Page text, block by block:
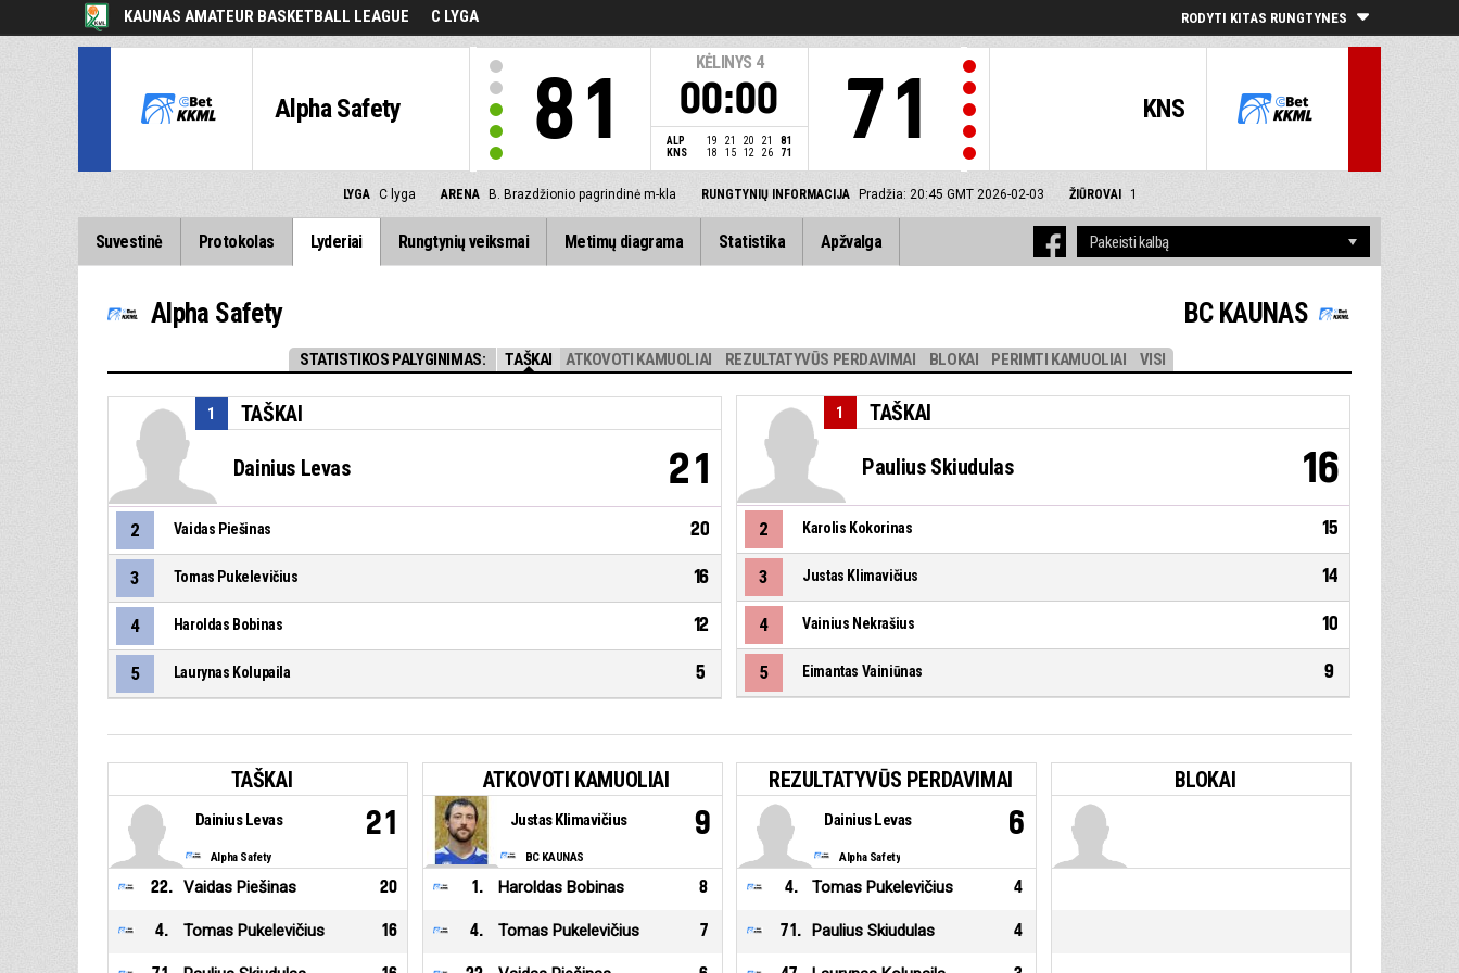
KAUNAS AMATEUR BASKETBALL LEAGUE C LYGA RODYTI KITAS RUNGTYNES
Alpha Safety 81
KĖLINYS 4
00:00
ALP 19 21 20 21
81
KNS
18 15 12 26 71
KNS
71
LYGA C lyga ARENA B. Brazdžionio pagrindinė m-kla RUNGTYNIŲ INFORMACIJA Pradžia: 20:45 GMT 2026-02-03 ŽIŪROVAI 1
Suvestinė Protokolas Lyderiai Rungtynių veiksmai Metimų diagrama Statistika Apžvalga
STATISTIKOS PALYGINIMAS: TAŠKAI ATKOVOTI KAMUOLIAI REZULTATYVŪS PERDAVIMAI BLOKAI PERIMTI KAMUOLIAI VISI
Alpha Safety
TAŠKAI
1
Dainius Levas 21
2 Vaidas Piešinas 20
3 Tomas Pukelevičius 16
4 Haroldas Bobinas 12
5 Laurynas Kolupaila 5
BC KAUNAS
TAŠKAI
1
Paulius Skiudulas 16
2 Karolis Kokorinas 15
3 Justas Klimavičius 14
4 Vainius Nekrašius 10
5 Eimantas Vainiūnas 9
TAŠKAI
Alpha Safety
Dainius Levas 21
22. Vaidas Piešinas 20
4. Tomas Pukelevičius 16
ATKOVOTI KAMUOLIAI
BC KAUNAS
Justas Klimavičius 9
1 . Haroldas Bobinas 8
4. Tomas Pukelevičius 7
REZULTATYVŪS PERDAVIMAI
Alpha Safety
Dainius Levas 6
4. Tomas Pukelevičius 4
71 . Paulius Skiudulas 4
BLOKAI